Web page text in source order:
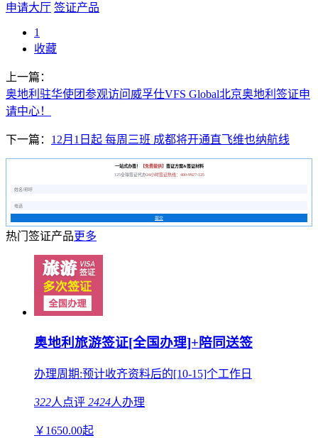
申请大厅 签证产品
1
收藏
上一篇：
奥地利驻华使团参观访问威孚仕VFS Global北京奥地利签证申
请中心！
下一篇： 12月1日起 每周三班 成都将开通直飞维也纳航线
一站式办签！ 【免费提供】 签证方案&签证材料
125全球签证代办24小时签证热线：400-9927-125
提交
热门签证产品更多
奥地利旅游签证[全国办理]+陪同送签
办理周期:预计收齐资料后的[10-15]个工作日
322人点评 2424人办理
￥ 1650.00起